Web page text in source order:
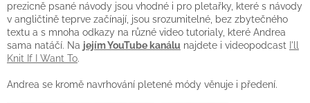
prezicně psané návody jsou vhodné i pro pletařky, které s návody
v angličtině teprve začínají, jsou srozumitelné, bez zbytečného
textu a s mnoha odkazy na různé video tutorialy, které Andrea
sama natáčí. Na jejím YouTube kanálu najdete i videopodcast I'll
Knit If I Want To.
Andrea se kromě navrhování pletené módy věnuje i předení.